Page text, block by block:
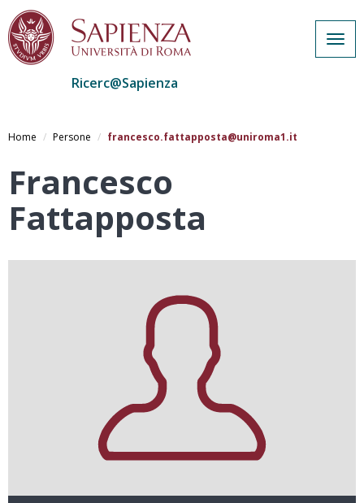
al
Ricerc@Sapienza
Home Persone francesco.fattapposta@uniroma1.it
Francesco
Fattapposta